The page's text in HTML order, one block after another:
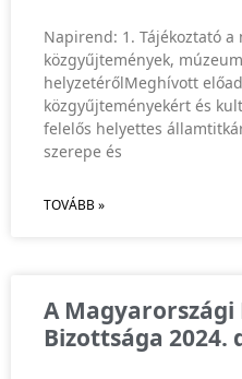
Napirend: 1. Tájékoztató a
közgyűjtemények,
helyzetérőlMeghívott
közgyűjteményekért és
felelős helyettes
szerepe és
TOVÁBB »
A
Bizottsága 2024.